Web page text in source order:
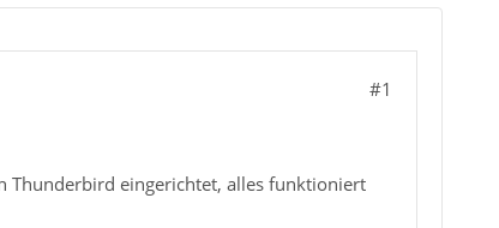
#1
Thunderbird eingerichtet, alles funktioniert